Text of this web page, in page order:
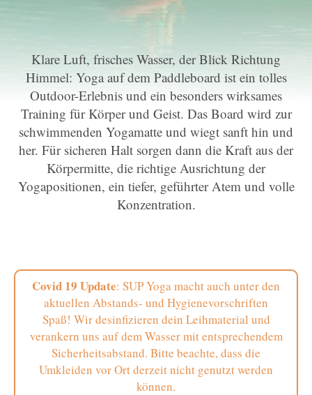
Klare Luft, frisches Wasser, der Blick Richtung
Himmel: Yoga auf dem Paddleboard ist ein tolles
Outdoor-Erlebnis und ein besonders wirksames
Training für Körper und Geist. Das Board wird zur
schwimmenden Yogamatte und wiegt sanft hin und
her. Für sicheren Halt sorgen dann die Kraft aus der
Körpermitte, die richtige Ausrichtung der
Yogapositionen, ein tiefer, geführter Atem und volle
Konzentration.
Covid 19 Update: SUP Yoga macht auch unter den
aktuellen Abstands- und Hygienevorschriften
Spaß! Wir desinfizieren dein Leihmaterial und
verankern uns auf dem Wasser mit entsprechendem
Sicherheitsabstand. Bitte beachte, dass die
Umkleiden vor Ort derzeit nicht genutzt werden
können.